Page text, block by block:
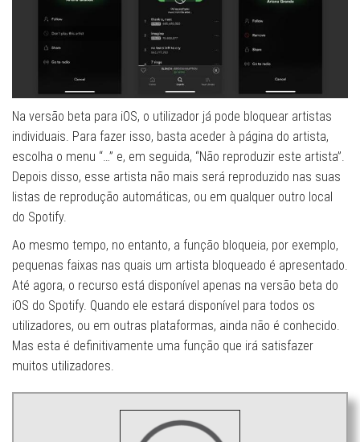
Na versão beta para iOS, o utilizador já pode bloquear artistas
individuais. Para fazer isso, basta aceder à página do artista,
escolha o menu “…” e, em seguida, “Não reproduzir este artista”.
Depois disso, esse artista não mais será reproduzido nas suas
listas de reprodução automáticas, ou em qualquer outro local
do Spotify.
Ao mesmo tempo, no entanto, a função bloqueia, por exemplo,
pequenas faixas nas quais um artista bloqueado é apresentado.
Até agora, o recurso está disponível apenas na versão beta do
iOS do Spotify. Quando ele estará disponível para todos os
utilizadores, ou em outras plataformas, ainda não é conhecido.
Mas esta é definitivamente uma função que irá satisfazer
muitos utilizadores.